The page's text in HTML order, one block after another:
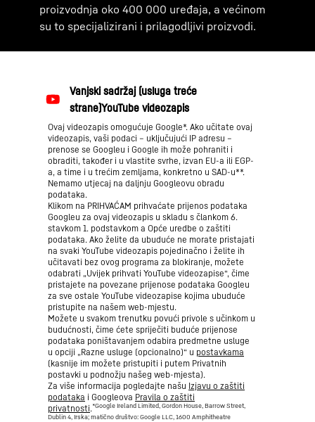
proizvodnja oko 400 000 uređaja, a većinom
su to specijalizirani i prilagodljivi proizvodi.
Ovaj videozapis omogućuje Google*. Ako učitate ovaj
videozapis, vaši podaci – uključujući IP adresu –
prenose se Googleu i Google ih može pohraniti i
obraditi, također i u vlastite svrhe, izvan EU-a ili EGP-
a, a time i u trećim zemljama, konkretno u SAD-u**.
Nemamo utjecaj na daljnju Googleovu obradu
podataka.
Klikom na PRIHVAĆAM prihvaćate prijenos podataka
Googleu za ovaj videozapis u skladu s člankom 6.
stavkom 1. podstavkom a Opće uredbe o zaštiti
podataka. Ako želite da ubuduće ne morate pristajati
na svaki YouTube videozapis pojedinačno i želite ih
učitavati bez ovog programa za blokiranje, možete
odabrati „Uvijek prihvati YouTube videozapise“, čime
pristajete na povezane prijenose podataka Googleu
za sve ostale YouTube videozapise kojima ubuduće
pristupite na našem web-mjestu.
Možete u svakom trenutku povući privole s učinkom u
budućnosti, čime ćete spriječiti buduće prijenose
podataka poništavanjem odabira predmetne usluge
u opciji „Razne usluge (opcionalno)“ u postavkama
(kasnije im možete pristupiti i putem Privatnih
postavki u podnožju našeg web-mjesta).
Za više informacija pogledajte našu Izjavu o zaštiti
podataka i Googleova Pravila o zaštiti
privatnosti.*Google Ireland Limited, Gordon House, Barrow Street,
Dublin 4, Irska; matično društvo: Google LLC, 1600 Amphitheatre